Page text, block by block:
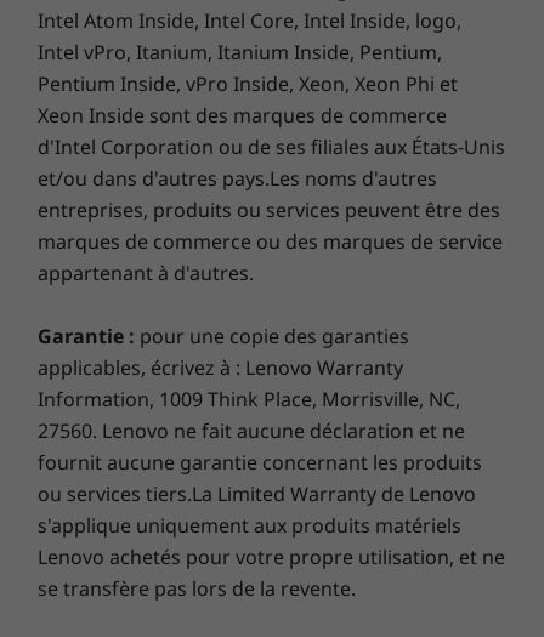
ThinkCentre PCs are tested against 10 military-
grade requirements and more than 200 quality
checks to ensure they run in extreme
conditions. From the Arctic wilderness to
desert dust storms, from temperature
extremes to vibrations and shocks, you can
trust your ThinkCentre M90a all-in-one will
handle whatever life throws its way.
Cooler & quieter
Ports/Slots
2 x USB 3.2** Gen 2 (Type A)
USB 3.2 Gen 1 (Type C, always on)
4 x USB 3.2 Gen 1 (Type A)
DisplayPort
Optional: 3-in-1 card reader
Microphone
Headphone / mic combo
Optional: Serial port
RJ45
USB port transfer speeds are approximate and depend on many factors,
such as processing capability of host/peripheral devices, file attributes,
system configuration and operating environments; actual speeds will vary
M.2 Slot
WiFi
PCIe SSD
Intel Atom Inside, Intel Core, Intel Inside, logo,
Intel vPro, Itanium, Itanium Inside, Pentium,
Pentium Inside, vPro Inside, Xeon, Xeon Phi et
Xeon Inside sont des marques de commerce
d'Intel Corporation ou de ses filiales aux États-Unis
et/ou dans d'autres pays.Les noms d'autres
entreprises, produits ou services peuvent être des
marques de commerce ou des marques de service
appartenant à d'autres.
Garantie : pour une copie des garanties
applicables, écrivez à : Lenovo Warranty
Information, 1009 Think Place, Morrisville, NC,
27560. Lenovo ne fait aucune déclaration et ne
fournit aucune garantie concernant les produits
ou services tiers.La Limited Warranty de Lenovo
s'applique uniquement aux produits matériels
Lenovo achetés pour votre propre utilisation, et ne
se transfère pas lors de la revente.